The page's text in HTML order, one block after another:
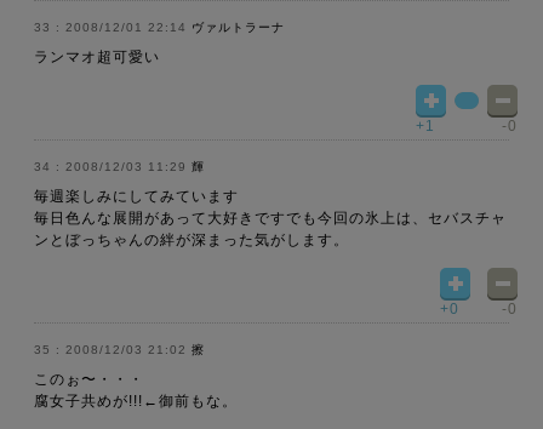
2008/12/01 22:14 ヴァルトラーナ
ランマオ超可愛い
+1 -0
2008/12/03 11:29 輝
毎週楽しみにしてみています
毎日色んな展開があって大好きですでも今回の氷上は、セバスチャ
ンとぼっちゃんの絆が深まった気がします。
+0 -0
2008/12/03 21:02 擦
このぉ〜・・・
腐女子共めが!!!←御前もな。